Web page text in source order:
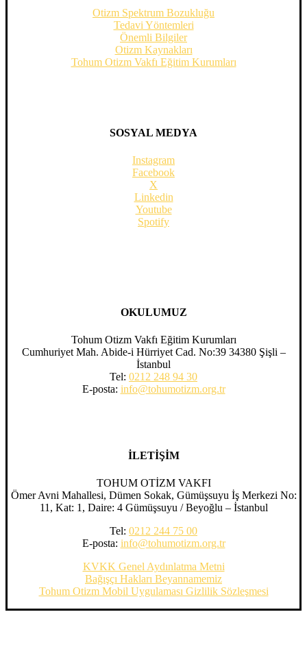
Otizm Spektrum Bozukluğu
Tedavi Yöntemleri
Önemli Bilgiler
Otizm Kaynakları
Tohum Otizm Vakfı Eğitim Kurumları
SOSYAL MEDYA
Instagram
Facebook
X
Linkedin
Youtube
Spotify
OKULUMUZ
Tohum Otizm Vakfı Eğitim Kurumları
Cumhuriyet Mah. Abide-i Hürriyet Cad. No:39 34380 Şişli –
İstanbul
Tel: 0212 248 94 30
E-posta: info@tohumotizm.org.tr
İLETİŞİM
TOHUM OTİZM VAKFI
Ömer Avni Mahallesi, Dümen Sokak, Gümüşsuyu İş Merkezi No:
11, Kat: 1, Daire: 4 Gümüşsuyu / Beyoğlu – İstanbul
Tel: 0212 244 75 00
E-posta: info@tohumotizm.org.tr
KVKK Genel Aydınlatma Metni
Bağışçı Hakları Beyannamemiz
Tohum Otizm Mobil Uygulaması Gizlilik Sözleşmesi